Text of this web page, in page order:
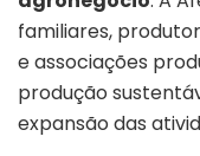
familiares,
e associações
produção
expansão das